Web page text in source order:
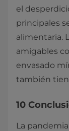
el
principales
alimentaria.
amigables
envasado
también
10
La